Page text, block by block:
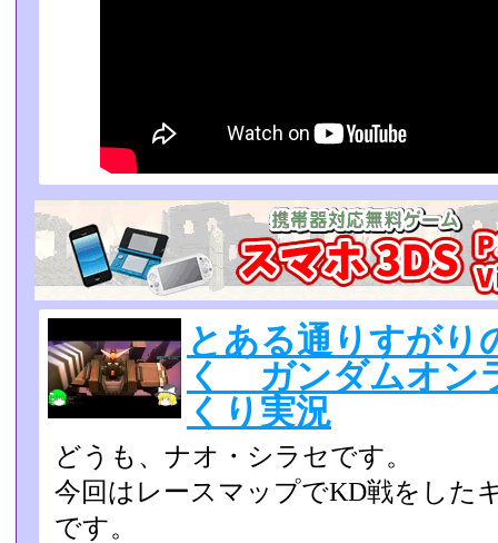
とある通りすがり
く ガンダムオン
くり実況
どうも、ナオ・シラセです。
今回はレースマップでKD戦をした
です。